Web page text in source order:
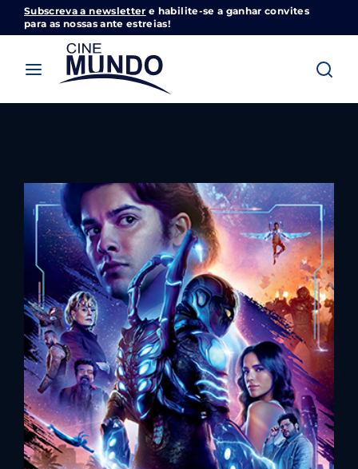
Subscreva a newsletter e habilite-se a ganhar convites
para as nossas ante estreias!
Cinemundo – Onde O Cinema Acontece
Login
Password
SIGN IN
Remember Me
Lost Your Password?
By signing in, you agree toour terms and
conditionsand ourprivacy policy.